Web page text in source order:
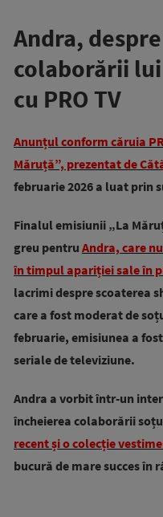
Andra,
colaborării
cu PRO TV
Anunțul conform căruia
Măruță”, prezentat de
februarie 2026 a luat prin
Finalul emisiunii „La
greu pentru Andra, care
în timpul apariției sale în
lacrimi despre scoaterea
care a fost moderat de
februarie, emisiunea a
seriale de televiziune.
Andra a vorbit într-un
încheierea colaborării
recent și o colecție
bucură de mare succes în